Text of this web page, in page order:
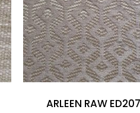
ARLEEN RAW